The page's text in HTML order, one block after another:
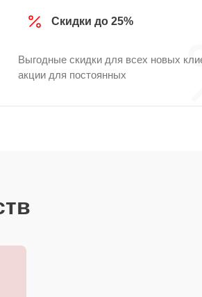
Скидки до 25%
Выгодные скидки для всех новых
акции для постоянных